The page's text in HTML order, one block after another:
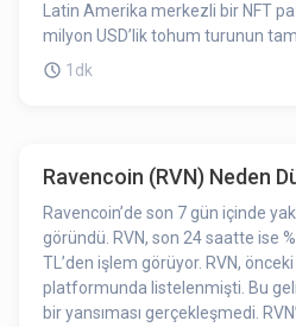
Latin Amerika merkezli bir NFT
milyon USD’lik tohum turunun
1dk
Ravencoin (RVN) Neden
Ravencoin’de son 7 gün içinde
göründü. RVN, son 24 saatte ise
TL’den işlem görüyor. RVN,
platformunda listelenmişti. Bu
bir yansıması gerçekleşmedi.